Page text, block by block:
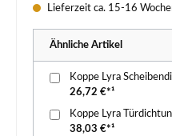
Lieferzeit ca. 15-16
Ähnliche Artikel
Koppe Lyra
26,72 €*¹
Koppe Lyra
38,03 €*¹